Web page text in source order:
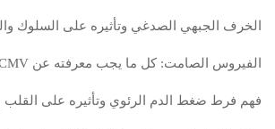
الخرف الجبهي الصدغي وتأثيره على السلوك
الفيروس الصامت: كل ما يجب معرفته عن CMV وتأثيره على صحتك
فهم فرط ضغط الدم الرئوي وتأثيره على القلب